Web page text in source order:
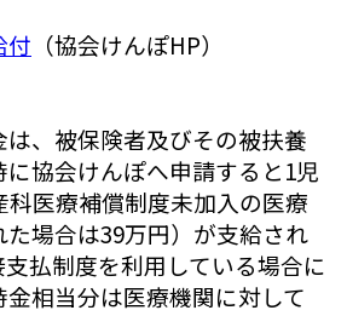
付 （協会けんぽHP）
、被保険者及びその被扶養
協会けんぽへ申請すると1児
科医療補償制度未加入の医療
場合は39万円）が支給され
払制度を利用している場合に
相当分は医療機関に対して